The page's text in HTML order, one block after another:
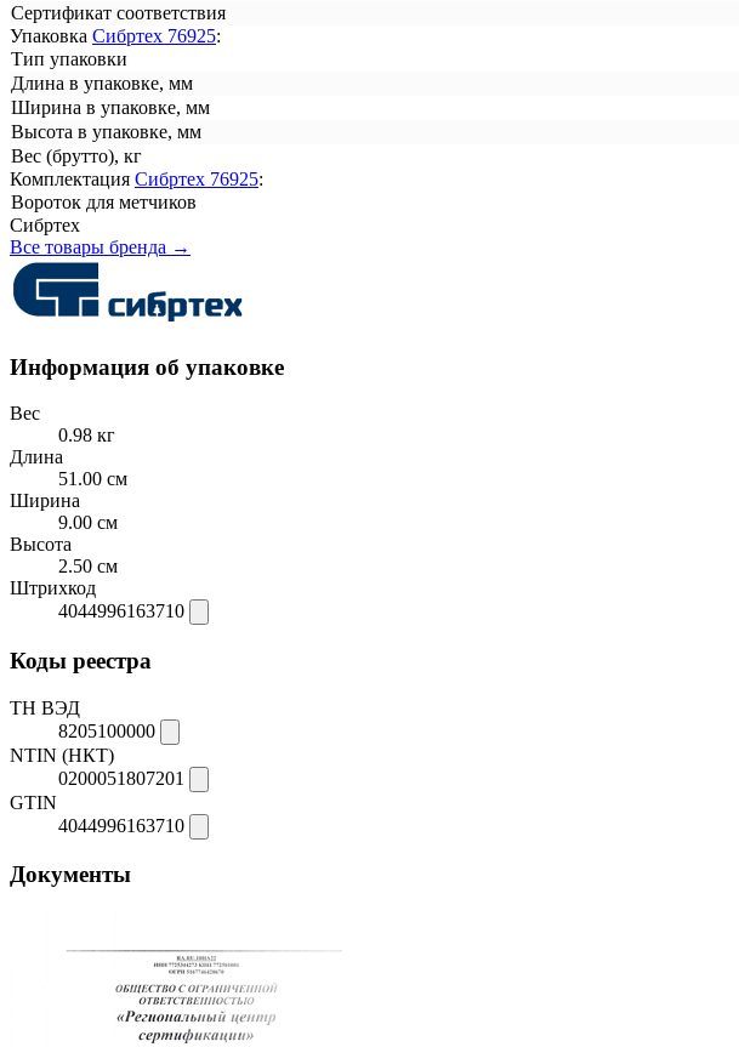
Сертификат соответствия
Упаковка Сибртех 76925:
Тип упаковки
Длина в упаковке, мм
Ширина в упаковке, мм
Высота в упаковке, мм
Вес (брутто), кг
Комплектация Сибртех 76925:
Вороток для метчиков
Сибртех
Все товары бренда →
Информация об упаковке
Вес
0.98 кг
Длина
51.00 см
Ширина
9.00 см
Высота
2.50 см
Штрихкод
4044996163710
Коды реестра
ТН ВЭД
8205100000
NTIN (НКТ)
0200051807201
GTIN
4044996163710
Документы